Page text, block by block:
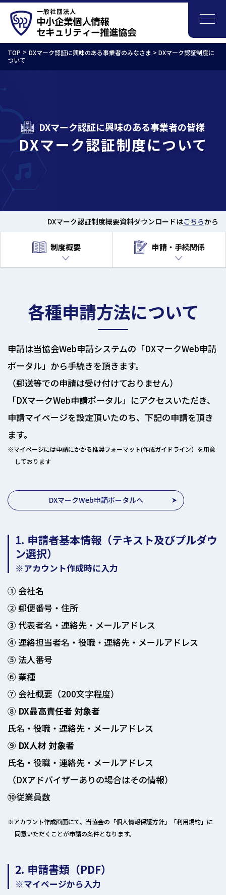
TOP
DXマーク認証に興味のある事業者のみなさま > DXマーク認証制度に
ついて
DXマーク認証制度について
DXマーク認証に興味のある事業者の皆様
DXマーク認証制度概要資料ダウンロードはこちらから
制度概要 申請・手続関係
各種申請方法について
申請は当協会Web申請システムの「DXマークWeb申請
ポータル」から手続きを頂きます。
（郵送等での申請は受け付けておりません）
「DXマークWeb申請ポータル」にアクセスいただき、
申請マイページを設定頂いたのち、下記の申請を頂き
ます。
※マイページには申請にかかる推奨フォーマット(作成ガイドライン）を用意
しております
DXマークWeb申請ポータルへ
1. 申請者基本情報（テキスト及びプルダウ
ン選択）
※アカウント作成時に入力
① 会社名
② 郵便番号・住所
③ 代表者名・連絡先・メールアドレス
④ 連絡担当者名・役職・連絡先・メールアドレス
⑤ 法人番号
⑥ 業種
⑦ 会社概要（200文字程度）
⑧ DX最高責任者 対象者
氏名・役職・連絡先・メールアドレス
⑨ DX人材 対象者
氏名・役職・連絡先・メールアドレス
（DXアドバイザーありの場合はその情報）
⑩従業員数
※アカウント作成画面にて、当協会の「個人情報保護方針」「利用規約」に
同意いただくことが申請の条件となります。
2. 申請書類（PDF）
※マイページから入力